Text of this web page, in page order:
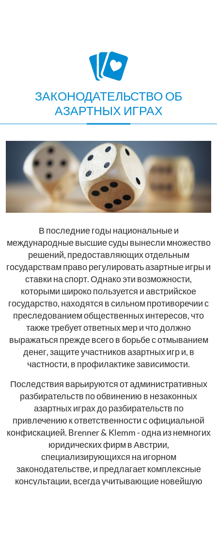
ЗАКОНОДАТЕЛЬСТВО ОБ
АЗАРТНЫХ ИГРАХ
В последние годы национальные и
международные высшие суды вынесли множество
решений, предоставляющих отдельным
государствам право регулировать азартные игры и
ставки на спорт. Однако эти возможности,
которыми широко пользуется и австрийское
государство, находятся в сильном противоречии с
преследованием общественных интересов, что
также требует ответных мер и что должно
выражаться прежде всего в борьбе с отмыванием
денег, защите участников азартных игр и, в
частности, в профилактике зависимости.
Последствия варьируются от административных
разбирательств по обвинению в незаконных
азартных играх до разбирательств по
привлечению к ответственности с официальной
конфискацией. Brenner & Klemm - одна из немногих
юридических фирм в Австрии,
специализирующихся на игорном
законодательстве, и предлагает комплексные
консультации, всегда учитывающие новейшую